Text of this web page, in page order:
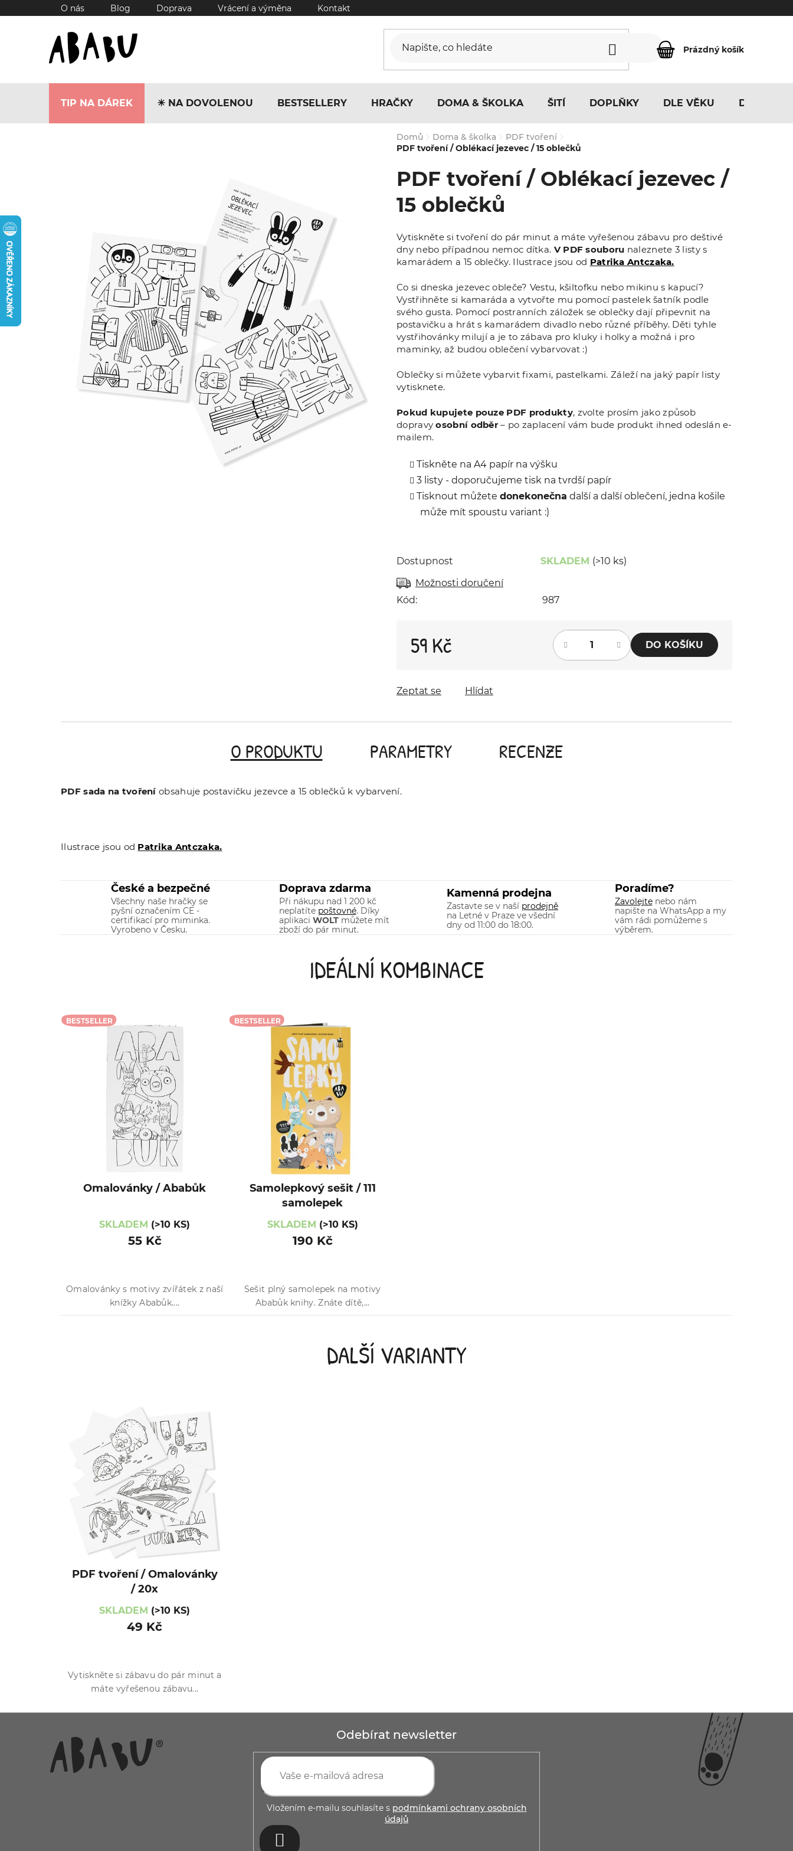
na
O nás Blog Doprava Vrácení a výměna Kontakt
Prázdný košík
TIP NA DÁREK ☀︎ NA DOVOLENOU BESTSELLERY HRAČKY DOMA & ŠKOLKA ŠITÍ DOPLŇKY DLE VĚKU DLE
Domů Doma & školka
PDF tvoření
PDF tvoření / Oblékací jezevec / 15 oblečků
PDF tvoření / Oblékací jezevec /
15 oblečků
Vytiskněte si tvoření do pár minut a máte vyřešenou zábavu pro deštivé
dny nebo případnou nemoc dítka. V PDF souboru naleznete 3 listy s
kamarádem a 15 oblečky. I lustrace jsou od Patrika Antczaka.
Co si dneska jezevec obleče? Vestu, kšiltofku nebo mikinu s kapucí?
Vystřihněte si kamaráda a vytvořte mu pomocí pastelek šatník podle
svého gusta. Pomocí postranních záložek se oblečky dají připevnit na
postavičku a hrát s kamarádem divadlo nebo různé příběhy. Děti tyhle
vystřihovánky milují a je to zábava pro kluky i holky a možná i pro
maminky, až budou oblečení vybarvovat :)
Oblečky si můžete vybarvit fixami, pastelkami. Záleží na jaký papír listy
vytisknete.
Pokud kupujete pouze PDF produkty, zvolte prosím jako způsob
dopravyosobní odběr – po zaplacení vám bude produkt ihned odeslán e-
mailem.
Tiskněte na A4 papír na výšku
3 listy - doporučujeme tisk na tvrdší papír
Tisknout můžete donekonečna další a další oblečení, jedna košile
může mít spoustu variant :)
Dostupnost SKLADEM (>10 ks)
Možnosti doručení
Kód:
987
59 Kč DO KOŠÍKU
Zeptat se Hlídat
O PRODUKTU PARAMETRY RECENZE
PDF sada na tvoření obsahuje postavičku jezevce a 15 oblečků k vybarvení.
Ilustrace jsou od Patrika Antczaka.
České a bezpečné
Všechny naše hračky se
pyšní označením CE -
certifikací pro miminka.
Vyrobeno v Česku.
Doprava zdarma
Při nákupu nad 1 200 kč
neplatíte poštovné. Díky
aplikaci WOLTmůžete mít
zboží do pár minut.
Kamenná prodejna
Zastavte se v naší prodejně
na Letné v Praze ve všední
dny od 11:00 do 18:00.
Poradíme?
Zavolejtenebo nám
napište na WhatsApp a my
vám rádi pomůžeme s
výběrem.
IDEÁLNÍ KOMBINACE
BESTSELLER
Omalovánky / Ababůk
SKLADEM (>10 KS)
55 Kč
Omalovánky s motivy zvířátek z naší
knížky Ababůk....
BESTSELLER
Samolepkový sešit / 111
samolepek
SKLADEM (>10 KS)
190 Kč
Sešit plný samolepek na motivy
Ababůk knihy. Znáte dítě,...
DALŠÍ VARIANTY
PDF tvoření / Omalovánky
/ 20x
SKLADEM (>10 KS)
49 Kč
Vytiskněte si zábavu do pár minut a
máte vyřešenou zábavu...
Odebírat newsletter
Vložením e-mailu souhlasíte s podmínkami ochrany osobních
údajů
PŘIHLÁSIT